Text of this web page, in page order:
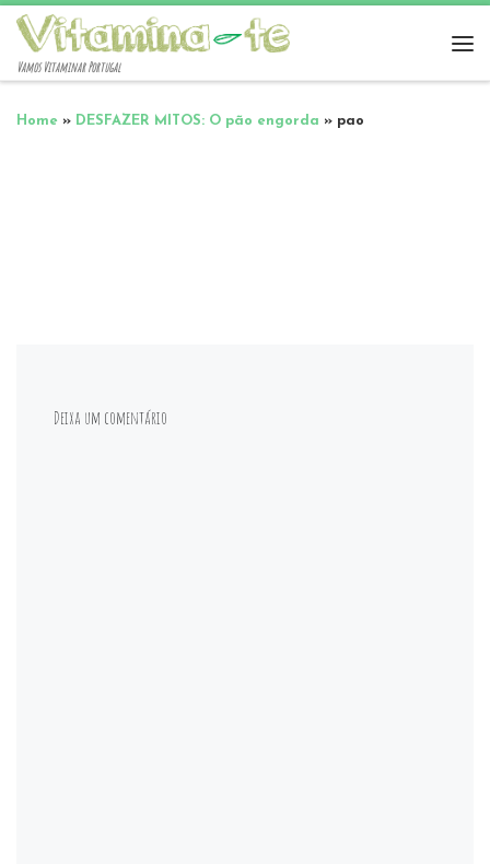
Vamos Vitaminar Portugal
Home » DESFAZER MITOS: O pão engorda » pao
Deixa um comentário